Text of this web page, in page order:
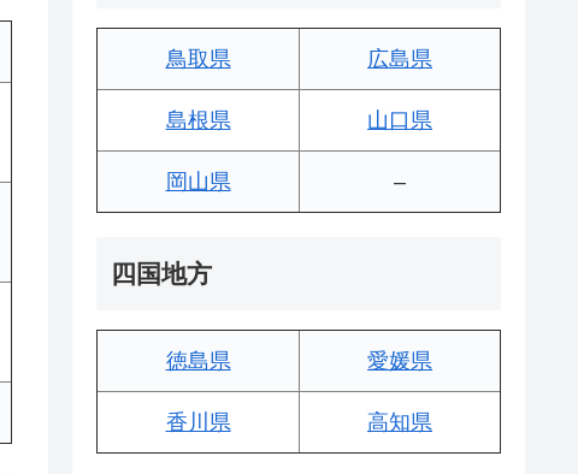
鳥取県 広島県
島根県 山口県
岡山県 –
四国地方
徳島県 愛媛県
香川県 高知県